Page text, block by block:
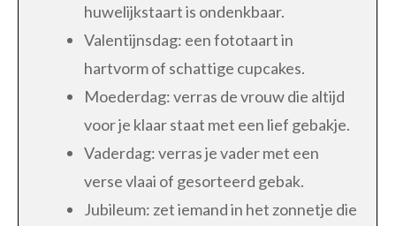
huwelijkstaart is ondenkbaar.
Valentijnsdag: een fototaart in
hartvorm of schattige cupcakes.
Moederdag: verras de vrouw die altijd
voor je klaar staat met een lief gebakje.
Vaderdag: verras je vader met een
verse vlaai of gesorteerd gebak.
Jubileum: zet iemand in het zonnetje die